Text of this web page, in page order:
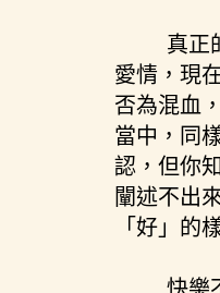
真正
愛情，現
否為混血
當中，同
認，但你
闡述不出
「好」的